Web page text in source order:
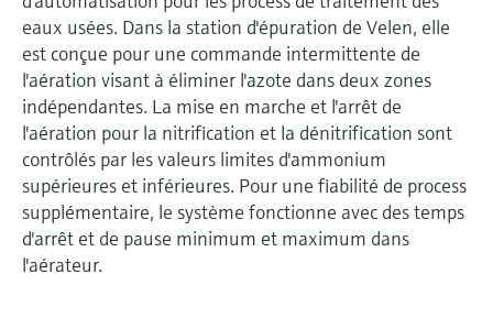
eaux usées. Dans la station d'épuration de Velen, elle
est conçue pour une commande intermittente de
l'aération visant à éliminer l'azote dans deux zones
indépendantes. La mise en marche et l'arrêt de
l'aération pour la nitrification et la dénitrification sont
contrôlés par les valeurs limites d'ammonium
supérieures et inférieures. Pour une fiabilité de process
supplémentaire, le système fonctionne avec des temps
d'arrêt et de pause minimum et maximum dans
l'aérateur.